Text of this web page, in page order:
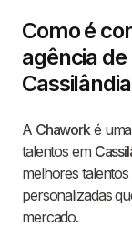
Como é
agência
A Chaworké uma
talentos em
melhores
personalizadas
mercado.